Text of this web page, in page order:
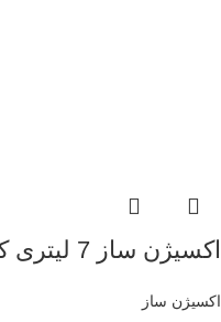
اکسیژن ساز 7 لیتری کانتک
اکسیژن ساز